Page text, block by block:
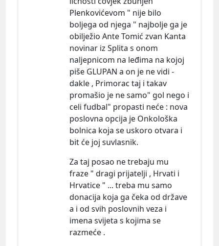
Plenkovićevom " nije bilo
boljega od njega " najbolje ga je
obilježio Ante Tomić zvan Kanta
novinar iz Splita s onom
naljepnicom na leđima na kojoj
piše GLUPAN a on je ne vidi -
dakle , Primorac taj i takav
promašio je ne samo" gol nego i
celi fudbal" propasti neće : nova
poslovna opcija je Onkološka
bolnica koja se uskoro otvara i
bit će joj suvlasnik.
Za taj posao ne trebaju mu
fraze " dragi prijatelji , Hrvati i
Hrvatice " ... treba mu samo
donacija koja ga čeka od države
a i od svih poslovnih veza i
imena svijeta s kojima se
razmeće .